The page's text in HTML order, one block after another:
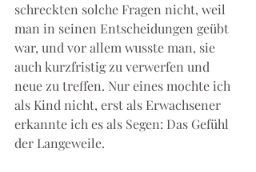
schreckten solche Fragen nicht, weil
man in seinen Entscheidungen geübt
war, und vor allem wusste man, sie
auch kurzfristig zu verwerfen und
neue zu treffen. Nur eines mochte ich
als Kind nicht, erst als Erwachsener
erkannte ich es als Segen: Das Gefühl
der Langeweile.